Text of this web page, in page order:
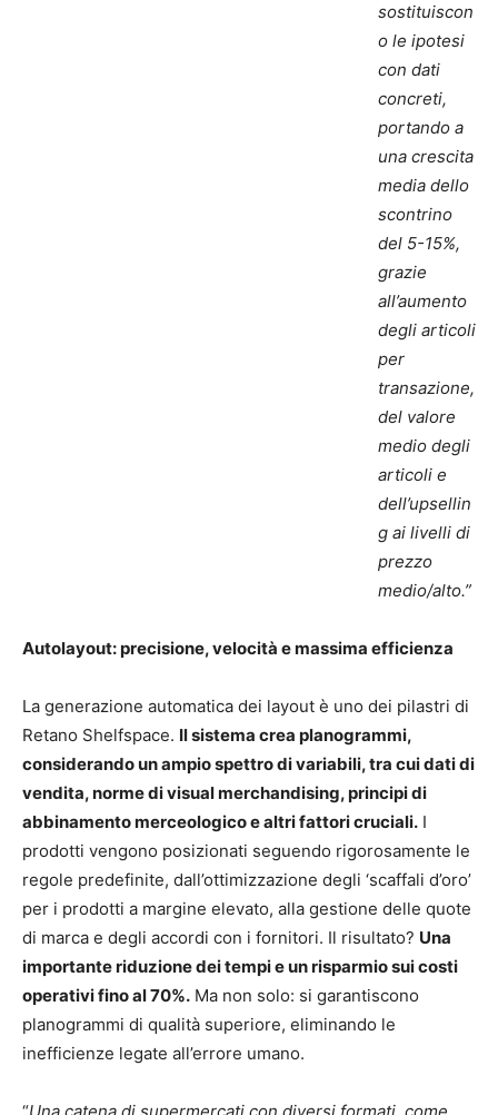
sostituiscon
o le ipotesi
con dati
concreti,
portando a
una crescita
media dello
scontrino
del 5-15%,
grazie
all’aumento
degli articoli
per
transazione,
del valore
medio degli
articoli e
dell’upsellin
g ai livelli di
prezzo
medio/alto.”
Autolayout: precisione, velocità e massima efficienza
La generazione automatica dei layout è uno dei pilastri di
Retano Shelfspace. Il sistema crea planogrammi,
considerando un ampio spettro di variabili, tra cui dati di
vendita, norme di visual merchandising, principi di
abbinamento merceologico e altri fattori cruciali. I
prodotti vengono posizionati seguendo rigorosamente le
regole predefinite, dall’ottimizzazione degli ‘scaffali d’oro’
per i prodotti a margine elevato, alla gestione delle quote
di marca e degli accordi con i fornitori. Il risultato? Una
importante riduzione dei tempi e un risparmio sui costi
operativi fino al 70%. Ma non solo: si garantiscono
planogrammi di qualità superiore, eliminando le
inefficienze legate all’errore umano.